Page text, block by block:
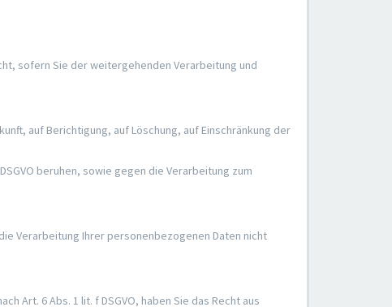
sofern Sie der weitergehenden Verarbeitung und
auf Berichtigung, auf Löschung, auf Einschränkung der
beruhen, sowie gegen die Verarbeitung zum
Verarbeitung Ihrer personenbezogenen Daten nicht
Art. 6 Abs. 1 lit. f DSGVO, haben Sie das Recht aus